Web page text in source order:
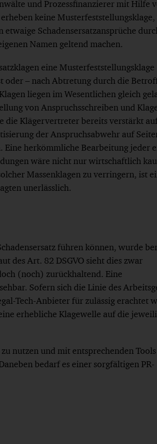
und Prozessfinanzierer mit Hilfe
keine Musterfeststellungsklage,
Schadensersatzansprüche
Namen geltend machen.
eine Musterfeststellungsklage
oder – nach Abtretung durch die
liegen im Wesentlichen gleich
von Anspruchsschreiben und
Klägervertreter bereits verstärkt
der Anspruchsabwehr auf
herkömmliche Bearbeitung jeder
wäre nicht nur wirtschaftlich
Massenklagen zu verringern, ist
unerlässlich.
führen können, wurde
des Art. 82 DSGVO sieht dies zwar
(noch) zurückhaltend. Eine
Sofern sich die Linie des
Tech-Anbieter für zulässig erachtet
erhebliche Klagewelle auf die
nutzen und mit entsprechenden Tools
bedarf es einer sorgfältigen PR-